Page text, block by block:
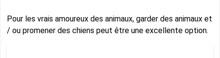
Pour les vrais amoureux des animaux, garder des animaux et
/ ou promener des chiens peut être une excellente option.